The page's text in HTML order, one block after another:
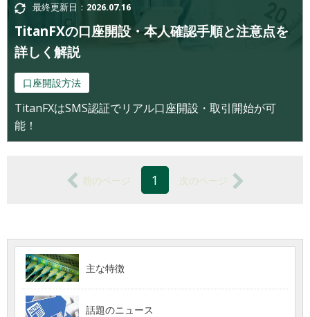
最終更新日： 2026.07.16
TitanFXの口座開設・本人確認手順と注意点を
詳しく解説
口座開設方法
TitanFXはSMS認証でリアル口座開設・取引開始が可
能！
前のページ 1 次のページ
主な特徴
話題のニュース